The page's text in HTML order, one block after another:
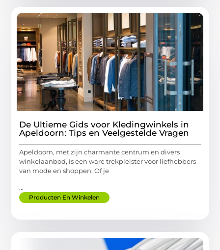
De Ultieme Gids voor Kledingwinkels in
Apeldoorn: Tips en Veelgestelde Vragen
Apeldoorn, met zijn charmante centrum en divers
winkelaanbod, is een ware trekpleister voor liefhebbers
van mode en shoppen. Of je
...
Producten En Winkelen